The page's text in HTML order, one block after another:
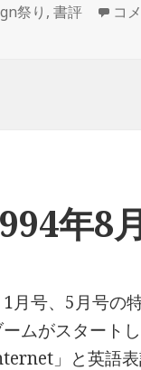
祭り ,書評 コ
年8
月号、5月号の
ムがスタート
」と英語